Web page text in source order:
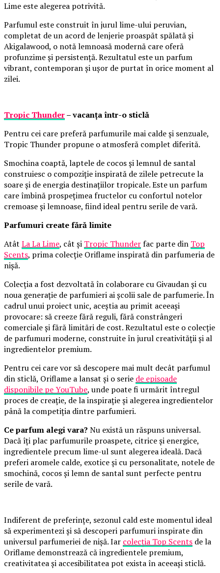
Lime este alegerea potrivită.
Parfumul este construit în jurul lime-ului peruvian,
completat de un acord de lenjerie proaspăt spălată și
Akigalawood, o notă lemnoasă modernă care oferă
profunzime și persistență. Rezultatul este un parfum
vibrant, contemporan și ușor de purtat în orice moment al
zilei.
Tropic Thunder– vacanța într-o sticlă
Pentru cei care preferă parfumurile mai calde și senzuale,
Tropic Thunder propune o atmosferă complet diferită.
Smochina coaptă, laptele de cocos și lemnul de santal
construiesc o compoziție inspirată de zilele petrecute la
soare și de energia destinațiilor tropicale. Este un parfum
care îmbină prospețimea fructelor cu confortul notelor
cremoase și lemnoase, fiind ideal pentru serile de vară.
Parfumuri create fără limite
Atât La La Lime, cât și Tropic Thunderfac parte din Top
Scents, prima colecție Oriflame inspirată din parfumeria de
nișă.
Colecția a fost dezvoltată în colaborare cu Givaudan și cu
noua generație de parfumieri ai școlii sale de parfumerie. În
cadrul unui proiect unic, aceștia au primit aceeași
provocare: să creeze fără reguli, fără constrângeri
comerciale și fără limitări de cost. Rezultatul este o colecție
de parfumuri moderne, construite în jurul creativității și al
ingredientelor premium.
Pentru cei care vor să descopere mai mult decât parfumul
din sticlă, Oriflame a lansat și o serie de episoade
disponibile pe YouTube, unde poate fi urmărit întregul
proces de creație, de la inspirație și alegerea ingredientelor
până la competiția dintre parfumieri.
Ce parfum alegi vara? Nu există un răspuns universal.
Dacă îți plac parfumurile proaspete, citrice și energice,
ingredientele precum lime-ul sunt alegerea ideală. Dacă
preferi aromele calde, exotice și cu personalitate, notele de
smochină, cocos și lemn de santal sunt perfecte pentru
serile de vară.
Indiferent de preferințe, sezonul cald este momentul ideal
să experimentezi și să descoperi parfumuri inspirate din
universul parfumeriei de nișă. Iar colecția Top Scents de la
Oriflame demonstrează că ingredientele premium,
creativitatea și accesibilitatea pot exista în aceeași sticlă.